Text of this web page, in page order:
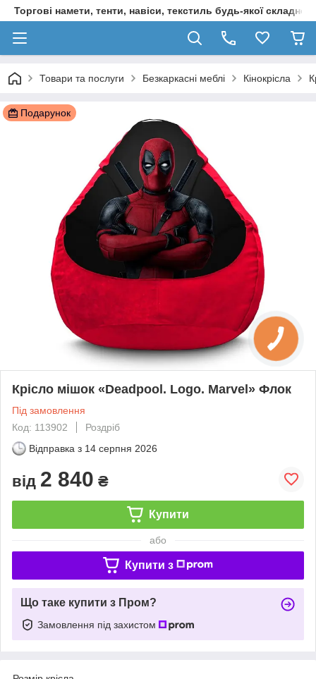
Торгові намети, тенти, навіси, текстиль будь-якої
Товари та послуги Безкаркасні меблі Кінокрісла
Подарунок
Крісло мішок «Deadpool. Logo. Marvel» Флок
Під замовлення
Код: 113902
Роздріб
Відправка з 14 серпня 2026
від 2 840 ₴
Купити
або
Купити з
Що таке купити з Пром?
Замовлення під захистом